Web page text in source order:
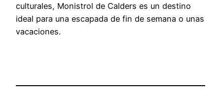
culturales, Monistrol de Calders es un destino
ideal para una escapada de fin de semana o unas
vacaciones.